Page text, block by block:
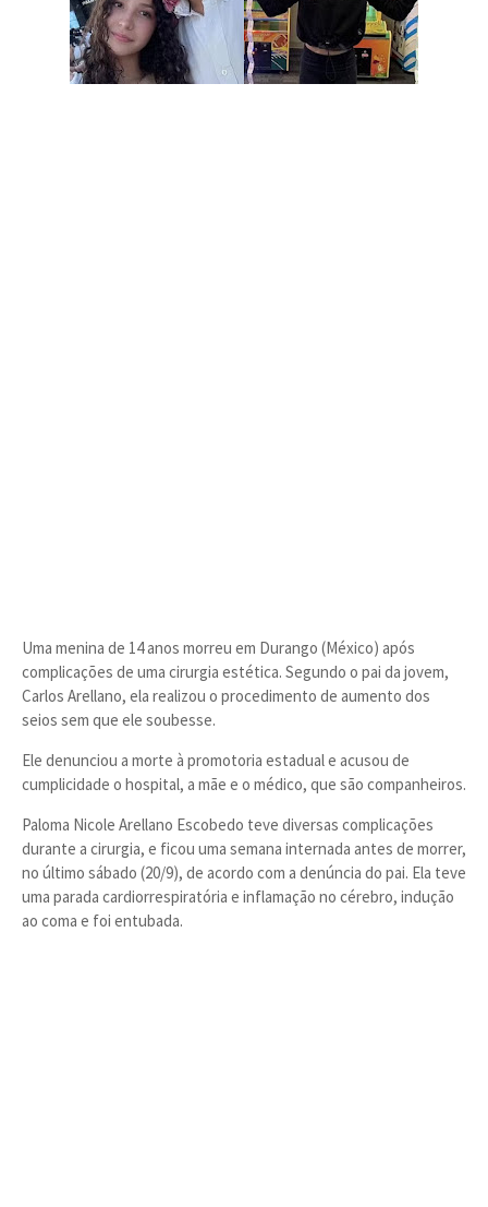
Uma menina de 14 anos morreu em Durango (México) após
complicações de uma cirurgia estética. Segundo o pai da jovem,
Carlos Arellano, ela realizou o procedimento de aumento dos
seios sem que ele soubesse.
Ele denunciou a morte à promotoria estadual e acusou de
cumplicidade o hospital, a mãe e o médico, que são companheiros.
Paloma Nicole Arellano Escobedo teve diversas complicações
durante a cirurgia, e ficou uma semana internada antes de morrer,
no último sábado (20/9), de acordo com a denúncia do pai. Ela teve
uma parada cardiorrespiratória e inflamação no cérebro, indução
ao coma e foi entubada.